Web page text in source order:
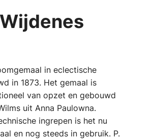
in eclectische
in 1873. Het gemaal is
van opzet en gebouwd
uit Anna Paulowna.
ingrepen is het nu
en nog steeds in gebruik. P.